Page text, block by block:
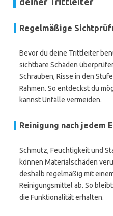
Regelmäßige
Bevor du deine Trittleiter
sichtbare Schäden
Schrauben, Risse in den
Rahmen. So entdeckst du
kannst Unfälle vermeiden.
Reinigung nach jedem
Schmutz, Feuchtigkeit und
können Materialschäden
deshalb regelmäßig mit
Reinigungsmittel ab. So
die Funktionalität erhalten.